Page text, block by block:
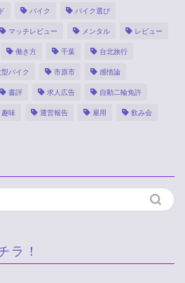
バイク バイク選び
マッチレビュー メンタル レビュー
働き方 千葉 台北旅行
型バイク 市原市 感情論
書評 求人広告 自動二輪免許
趣味 運営報告 雇用 飲み会
ラ！